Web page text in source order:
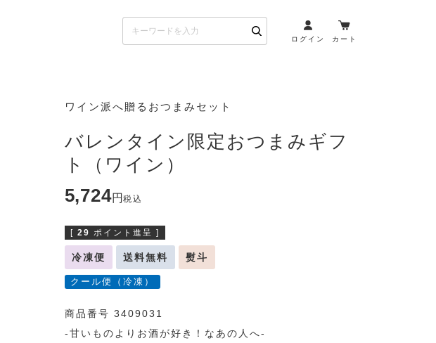
Kaoriセレクト
ワイン・スパークリング
サブスク（定期コース・頒布会）
ログイン カート
ワイン派へ贈るおつまみセット
バレンタイン限定おつまみギフ
ト（ワイン）
5,724
税込
[ 29 ポイント進呈 ]
冷凍便 送料無料 熨斗
クール便（冷凍）
商品番号 3409031
-甘いものよりお酒が好き！なあの人へ-